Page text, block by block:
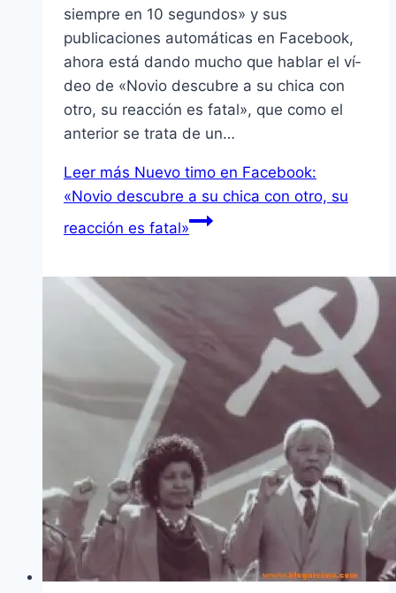
siempre en 10 segundos» y sus
publicaciones automáticas en Facebook,
ahora está dando mucho que hablar el ví­
deo de «Novio descubre a su chica con
otro, su reacción es fatal», que como el
anterior se trata de un…
Leer más Nuevo timo en Facebook:
«Novio descubre a su chica con otro, su
reacción es fatal»